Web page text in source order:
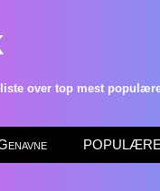
over top mest
POPULÆRE